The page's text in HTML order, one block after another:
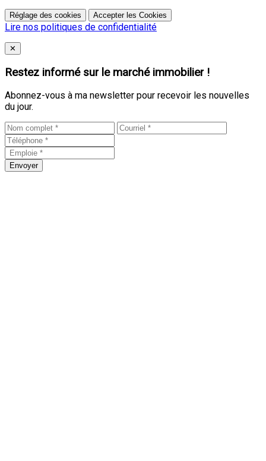
Réglage des cookies Accepter les Cookies
Lire nos politiques de confidentialité
Close
✕
Restez informé sur le marché immobilier !
Abonnez-vous à ma newsletter pour recevoir les nouvelles
du jour.
Envoyer